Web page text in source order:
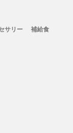
サリー
補給食